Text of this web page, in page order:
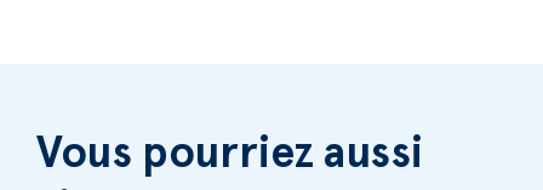
Vous pourriez aussi